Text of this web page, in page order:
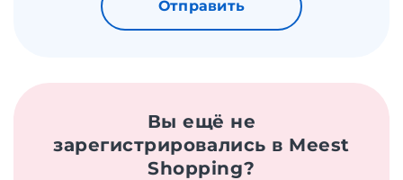
Отправить
Вы ещё не
зарегистрировались в Meest
Shopping?